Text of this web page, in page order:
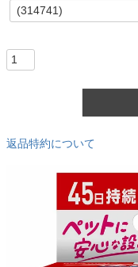
(
必
返品特約について